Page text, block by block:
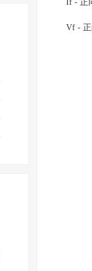
If - 正
Vf -